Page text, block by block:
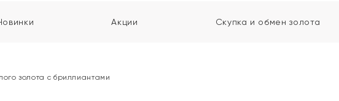
Акции Скупка и обмен золота
золота с бриллиантами